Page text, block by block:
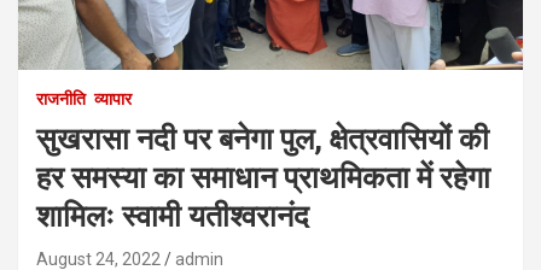
राजनीति व्यापार
सुखरासा नदी पर बनेगा पुल, क्षेत्रवासियों की
हर समस्या का समाधान प्राथमिकता में रहेगा
शामिलः स्वामी यतीश्वरानंद
August 24, 2022 admin